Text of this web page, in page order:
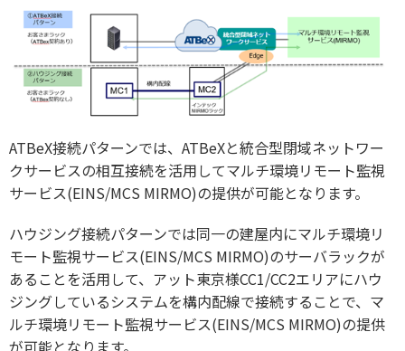
ATBeX接続パターンでは、ATBeXと統合型閉域ネットワー
クサービスの相互接続を活用してマルチ環境リモート監視
サービス(EINS/MCS MIRMO)の提供が可能となります。
ハウジング接続パターンでは同一の建屋内にマルチ環境リ
モート監視サービス(EINS/MCS MIRMO)のサーバラックが
あることを活用して、アット東京様CC1/CC2エリアにハウ
ジングしているシステムを構内配線で接続することで、マ
ルチ環境リモート監視サービス(EINS/MCS MIRMO)の提供